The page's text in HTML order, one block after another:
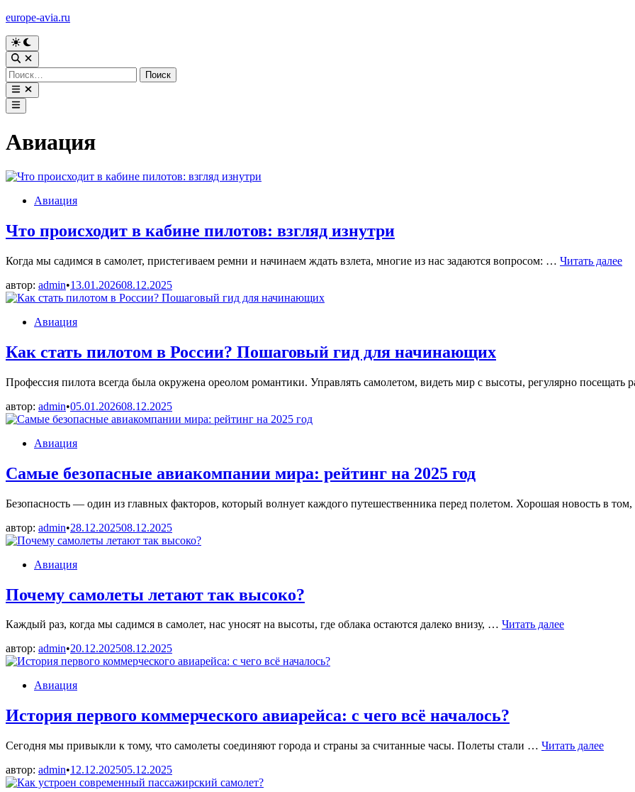
Перейти
содержимому
europe-avia.ru
Переключить
на
тёмный
режим
Открыть
поиск
Найти:
Открыть
меню
Главное
меню
Авиация
Опубликовано
Авиация
Что происходит в кабине пилотов: взгляд изнутри
Когда мы садимся в самолет, пристегиваем ремни и начинаем ждать взлета, многие из нас задаются вопросом: … Что
Читать далее
автор: admin•13.01.202608.12.2025
Опубликовано
Авиация
Как стать пилотом в России? Пошаговый гид для начинающих
Профессия пилота всегда была окружена ореолом романтики. Управлять самолетом, видеть мир с высоты, регулярно посещать
автор: admin•05.01.202608.12.2025
Опубликовано
Авиация
Самые безопасные авиакомпании мира: рейтинг на 2025 год
Безопасность — один из главных факторов, который волнует каждого путешественника перед полетом. Хорошая новость в
автор: admin•28.12.202508.12.2025
Опубликовано
Авиация
Почему самолеты летают так высоко?
Каждый раз, когда мы садимся в самолет, нас уносят на высоты, где облака остаются далеко внизу, … Почему
Читать далее
автор: admin•20.12.202508.12.2025
Опубликовано
Авиация
История первого коммерческого авиарейса: с чего всё началось?
Сегодня мы привыкли к тому, что самолеты соединяют города и страны за считанные часы. Полеты стали … История
Читать далее
автор: admin•12.12.202505.12.2025